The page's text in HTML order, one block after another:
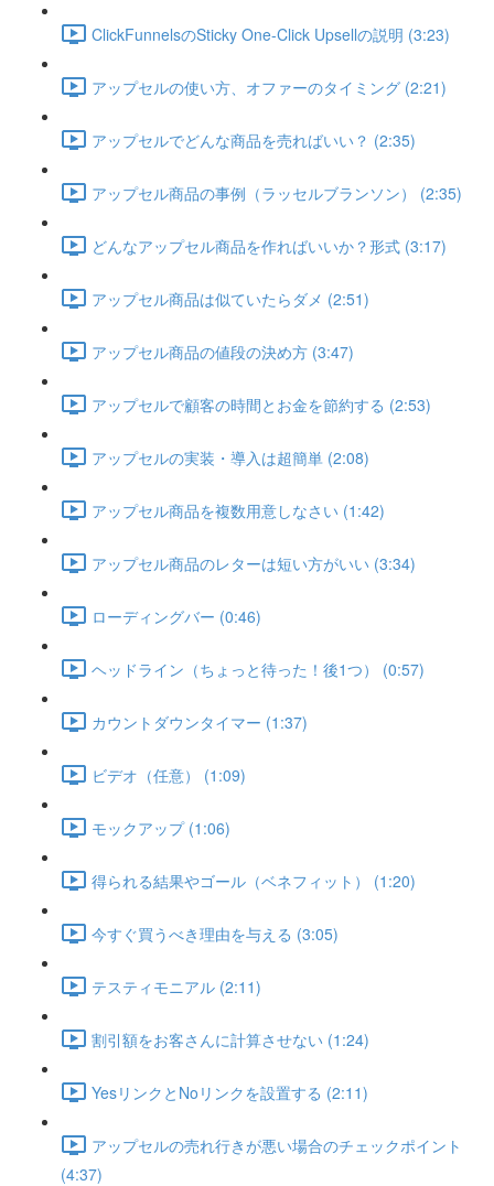
ClickFunnelsのSticky One-Click Upsellの説明 (3:23)
アップセルの使い方、オファーのタイミング (2:21)
アップセルでどんな商品を売ればいい？ (2:35)
アップセル商品の事例（ラッセルブランソン） (2:35)
どんなアップセル商品を作ればいいか？形式 (3:17)
アップセル商品は似ていたらダメ (2:51)
アップセル商品の値段の決め方 (3:47)
アップセルで顧客の時間とお金を節約する (2:53)
アップセルの実装・導入は超簡単 (2:08)
アップセル商品を複数用意しなさい (1:42)
アップセル商品のレターは短い方がいい (3:34)
ローディングバー (0:46)
ヘッドライン（ちょっと待った！後1つ） (0:57)
カウントダウンタイマー (1:37)
ビデオ（任意） (1:09)
モックアップ (1:06)
得られる結果やゴール（ベネフィット） (1:20)
今すぐ買うべき理由を与える (3:05)
テスティモニアル (2:11)
割引額をお客さんに計算させない (1:24)
YesリンクとNoリンクを設置する (2:11)
アップセルの売れ行きが悪い場合のチェックポイント
(4:37)